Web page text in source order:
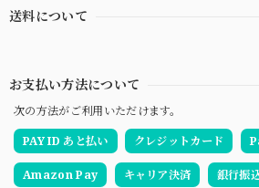
送料について
お支払い方法について
次の方法がご利用いただけます。
PAY ID あと払い
クレジットカード
Amazon Pay キャリア決済 銀行振